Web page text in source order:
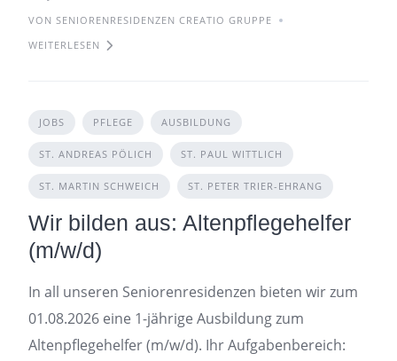
VON SENIORENRESIDENZEN CREATIO GRUPPE
WEITERLESEN
JOBS PFLEGE AUSBILDUNG
ST. ANDREAS PÖLICH ST. PAUL WITTLICH
ST. MARTIN SCHWEICH ST. PETER TRIER-EHRANG
Wir bilden aus: Altenpflegehelfer
(m/w/d)
In all unseren Seniorenresidenzen bieten wir zum
01.08.2026 eine 1-jährige Ausbildung zum
Altenpflegehelfer (m/w/d). Ihr Aufgabenbereich: